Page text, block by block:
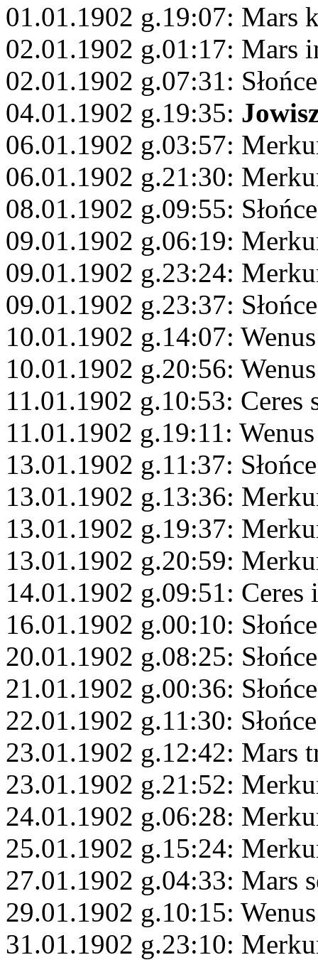
01.01.1902 g.19:07: Mars
02.01.1902 g.01:17: Mars
02.01.1902 g.07:31:
04.01.1902 g.19:35:
06.01.1902 g.03:57:
06.01.1902 g.21:30:
08.01.1902 g.09:55:
09.01.1902 g.06:19:
09.01.1902 g.23:24:
09.01.1902 g.23:37:
10.01.1902 g.14:07:
10.01.1902 g.20:56:
11.01.1902 g.10:53: Ceres
11.01.1902 g.19:11:
13.01.1902 g.11:37:
13.01.1902 g.13:36:
13.01.1902 g.19:37:
13.01.1902 g.20:59:
14.01.1902 g.09:51: Ceres
16.01.1902 g.00:10:
20.01.1902 g.08:25:
21.01.1902 g.00:36:
22.01.1902 g.11:30:
23.01.1902 g.12:42: Mars
23.01.1902 g.21:52:
24.01.1902 g.06:28:
25.01.1902 g.15:24:
27.01.1902 g.04:33: Mars
29.01.1902 g.10:15:
31.01.1902 g.23:10: